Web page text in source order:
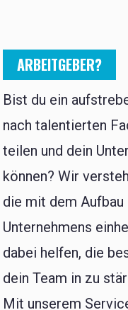
ARBEITGEBER?
Bist du ein
nach talentierten
teilen und dein
können? Wir
die mit dem
Unternehmens
dabei helfen, die
dein Team in zu
Mit unserem